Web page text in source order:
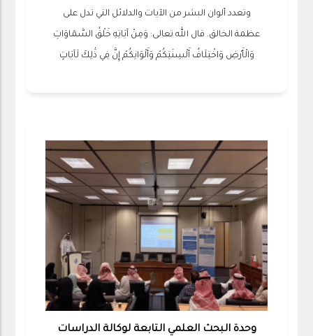
وتعدد ألوان البشر من الآيات والدلائل التي تدل على
عظمة الخالق. قال الله تعالى: وَمِنْ آيَاتِهِ خَلْقُ السَّمَاوَاتِ
وَالْأَرْضِ وَاخْتِلَافُ أَلْسِنَتِكُمْ وَأَلْوَانِكُمْ إِنَّ فِي ذَٰلِكَ لَآيَاتٍ
وحدة البحث العلمي التابعة لوكالة الدراسات